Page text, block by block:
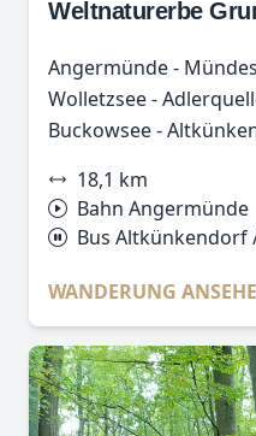
Weltnaturerbe
Angermünde -
Wolletzsee -
Buckowsee -
18,1 km
Bahn Angermünde
Bus Altkünkendorf
WANDERUNG